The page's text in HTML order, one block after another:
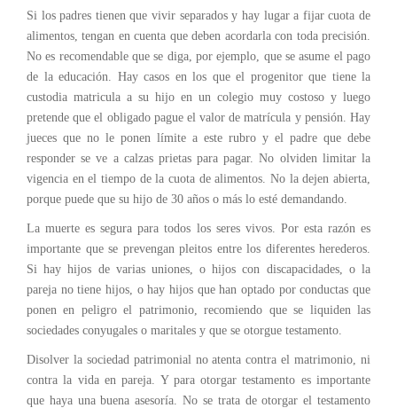
Si los padres tienen que vivir separados y hay lugar a fijar cuota de
alimentos, tengan en cuenta que deben acordarla con toda precisión.
No es recomendable que se diga, por ejemplo, que se asume el pago
de la educación. Hay casos en los que el progenitor que tiene la
custodia matricula a su hijo en un colegio muy costoso y luego
pretende que el obligado pague el valor de matrícula y pensión. Hay
jueces que no le ponen límite a este rubro y el padre que debe
responder se ve a calzas prietas para pagar. No olviden limitar la
vigencia en el tiempo de la cuota de alimentos. No la dejen abierta,
porque puede que su hijo de 30 años o más lo esté demandando.
La muerte es segura para todos los seres vivos. Por esta razón es
importante que se prevengan pleitos entre los diferentes herederos.
Si hay hijos de varias uniones, o hijos con discapacidades, o la
pareja no tiene hijos, o hay hijos que han optado por conductas que
ponen en peligro el patrimonio, recomiendo que se liquiden las
sociedades conyugales o maritales y que se otorgue testamento.
Disolver la sociedad patrimonial no atenta contra el matrimonio, ni
contra la vida en pareja. Y para otorgar testamento es importante
que haya una buena asesoría. No se trata de otorgar el testamento